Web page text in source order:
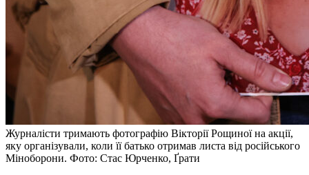
Журналісти тримають фотографію Вікторії Рощиної на акції,
яку організували, коли її батько отримав листа від російського
Міноборони. Фото: Стас Юрченко, Ґрати